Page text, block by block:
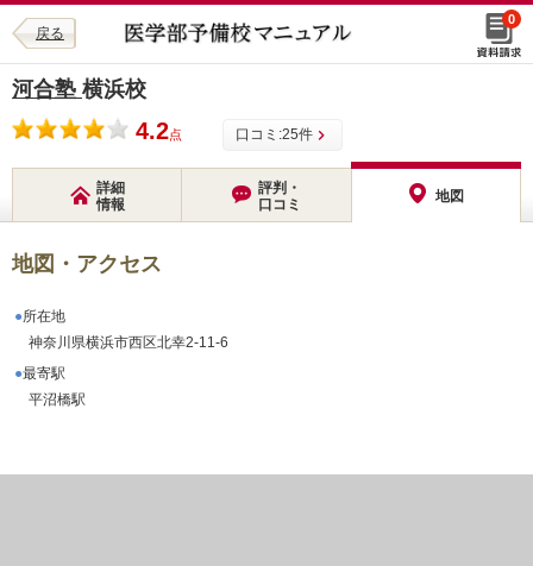
戻る
0
河合塾 横浜校
4.2点 口コミ:25件
詳細
情報
評判・
口コミ
地図
地図・アクセス
所在地
神奈川県横浜市西区北幸2-11-6
最寄駅
平沼橋駅